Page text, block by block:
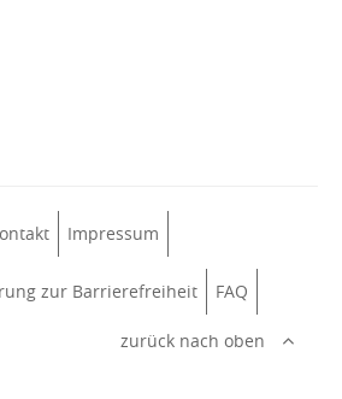
Impressum
zur Barrierefreiheit FAQ
zurück nach oben